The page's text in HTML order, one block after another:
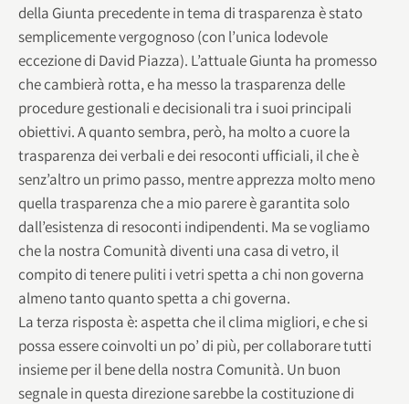
della Giunta precedente in tema di trasparenza è stato
semplicemente vergognoso (con l’unica lodevole
eccezione di David Piazza). L’attuale Giunta ha promesso
che cambierà rotta, e ha messo la trasparenza delle
procedure gestionali e decisionali tra i suoi principali
obiettivi. A quanto sembra, però, ha molto a cuore la
trasparenza dei verbali e dei resoconti ufficiali, il che è
senz’altro un primo passo, mentre apprezza molto meno
quella trasparenza che a mio parere è garantita solo
dall’esistenza di resoconti indipendenti. Ma se vogliamo
che la nostra Comunità diventi una casa di vetro, il
compito di tenere puliti i vetri spetta a chi non governa
almeno tanto quanto spetta a chi governa.
La terza risposta è: aspetta che il clima migliori, e che si
possa essere coinvolti un po’ di più, per collaborare tutti
insieme per il bene della nostra Comunità. Un buon
segnale in questa direzione sarebbe la costituzione di